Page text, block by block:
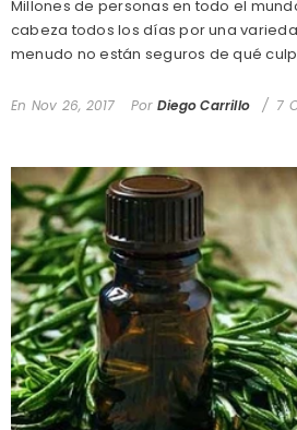
Millones de personas en todo el
cabeza todos los días por una
menudo no están seguros de qué
En Nov 26, 2017 Por Diego Carrillo 7